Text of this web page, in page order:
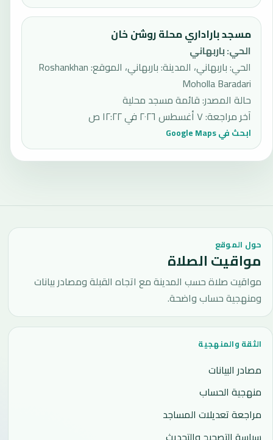
مسجد باراداري محلة روشن خان
الحي:باربهاني
الحي: باربهاني، المدينة: باربهاني، الموقع: Roshankhan
Moholla Baradari
حالة المصدر:قائمة مسجد محلية
آخر مراجعة:٧ أغسطس ٢٠٢٦ في ١٢:٢٢ ص
ابحث في Google Maps
حول الموقع
مواقيت الصلاة
مواقيت صلاة حسب المدينة مع اتجاه القبلة ومصادر بيانات
ومنهجية حساب واضحة.
الثقة والمنهجية
مصادر البيانات
منهجية الحساب
مراجعة تعديلات المساجد